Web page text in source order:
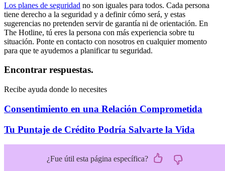
Los planes de seguridad no son iguales para todos. Cada persona
tiene derecho a la seguridad y a definir cómo será, y estas
sugerencias no pretenden servir de garantía ni de orientación. En
The Hotline, tú eres la persona con más experiencia sobre tu
situación. Ponte en contacto con nosotros en cualquier momento
para que te ayudemos a planificar tu seguridad.
Encontrar respuestas.
Recibe ayuda donde lo necesites
Consentimiento en una Relación Comprometida
Tu Puntaje de Crédito Podría Salvarte la Vida
¿Fue útil esta página específica?